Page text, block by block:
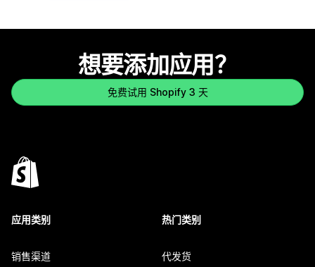
想要添加应用？
免费试用 Shopify 3 天
应用类别
销售渠道
热门类别
代发货